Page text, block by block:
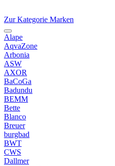
Zur Kategorie Marken
Alape
AqvaZone
Arbonia
ASW
AXOR
BaCoGa
Badundu
BEMM
Bette
Blanco
Breuer
burgbad
BWT
CWS
Dallmer